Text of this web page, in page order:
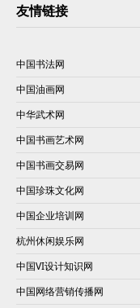
友情链接
中国书法网
中国油画网
中华武术网
中国书画艺术网
中国书画交易网
中国珍珠文化网
中国企业培训网
杭州休闲娱乐网
中国VI设计知识网
中国网络营销传播网